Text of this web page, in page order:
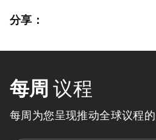
分享：
每周 议程
每周为您呈现推动全球议程的